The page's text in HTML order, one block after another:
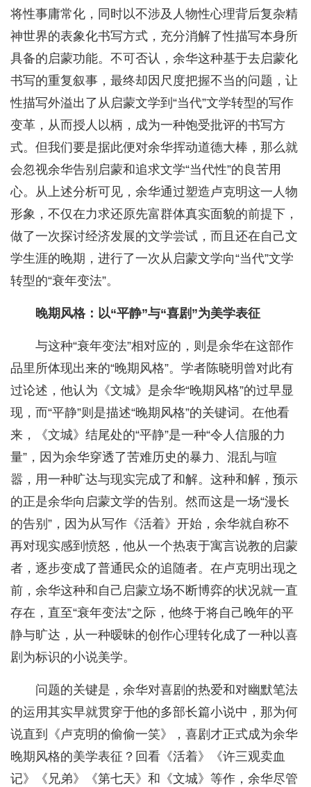
将性事庸常化，同时以不涉及人物性心理背后复杂精
神世界的表象化书写方式，充分消解了性描写本身所
具备的启蒙功能。不可否认，余华这种基于去启蒙化
书写的重复叙事，最终却因尺度把握不当的问题，让
性描写外溢出了从启蒙文学到“当代”文学转型的写作
变革，从而授人以柄，成为一种饱受批评的书写方
式。但我们要是据此便对余华挥动道德大棒，那么就
会忽视余华告别启蒙和追求文学“当代性”的良苦用
心。从上述分析可见，余华通过塑造卢克明这一人物
形象，不仅在力求还原先富群体真实面貌的前提下，
做了一次探讨经济发展的文学尝试，而且还在自己文
学生涯的晚期，进行了一次从启蒙文学向“当代”文学
转型的“衰年变法”。
晚期风格：以“平静”与“喜剧”为美学表征
与这种“衰年变法”相对应的，则是余华在这部作
品里所体现出来的“晚期风格”。学者陈晓明曾对此有
过论述，他认为《文城》是余华“晚期风格”的过早显
现，而“平静”则是描述“晚期风格”的关键词。在他看
来，《文城》结尾处的“平静”是一种“令人信服的力
量”，因为余华穿透了苦难历史的暴力、混乱与喧
嚣，用一种旷达与现实完成了和解。这种和解，预示
的正是余华向启蒙文学的告别。然而这是一场“漫长
的告别”，因为从写作《活着》开始，余华就自称不
再对现实感到愤怒，他从一个热衷于寓言说教的启蒙
者，逐步变成了普通民众的追随者。在卢克明出现之
前，余华这种和自己启蒙立场不断博弈的状况就一直
存在，直至“衰年变法”之际，他终于将自己晚年的平
静与旷达，从一种暧昧的创作心理转化成了一种以喜
剧为标识的小说美学。
问题的关键是，余华对喜剧的热爱和对幽默笔法
的运用其实早就贯穿于他的多部长篇小说中，那为何
说直到《卢克明的偷偷一笑》，喜剧才正式成为余华
晚期风格的美学表征？回看《活着》《许三观卖血
记》《兄弟》《第七天》和《文城》等作，余华尽管